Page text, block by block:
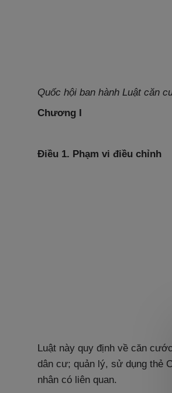
Quốc hội ban hành Luật căn
Chương I
Điều 1. Phạm vi điều chỉnh
Luật này quy định về căn
dân cư; quản lý, sử dụng thẻ
nhân có liên quan.